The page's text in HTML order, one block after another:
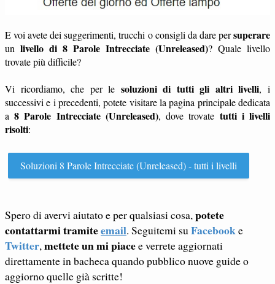
E voi avete dei suggerimenti, trucchi o consigli da dare persuperare
un livello di 8 Parole Intrecciate (Unreleased)? Quale livello
trovate più difficile?
Vi ricordiamo, che per le soluzioni di tutti gli altri livelli, i
successivi e i precedenti, potete visitare la pagina principale dedicata
a8 Parole Intrecciate (Unreleased), dove trovate tutti i livelli
risolti:
Soluzioni 8 Parole Intrecciate (Unreleased) - tutti i livelli
Spero di avervi aiutato e per qualsiasi cosa, potete
contattarmi tramiteemail. Seguitemi su Facebooke
Twitter, mettete un mi piacee verrete aggiornati
direttamente in bacheca quando pubblico nuove guide o
aggiorno quelle già scritte!